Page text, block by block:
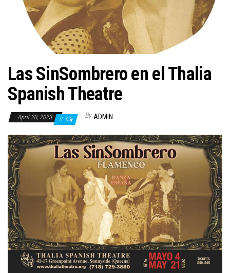
Las SinSombrero en el Thalia
Spanish Theatre
April 20, 2023 0 By ADMIN